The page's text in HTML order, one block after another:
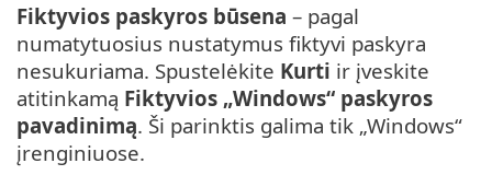
Fiktyvios paskyros būsena – pagal
numatytuosius nustatymus fiktyvi paskyra
nesukuriama. Spustelėkite Kurti ir įveskite
atitinkamą Fiktyvios „Windows“ paskyros
pavadinimą. Ši parinktis galima tik „Windows“
įrenginiuose.